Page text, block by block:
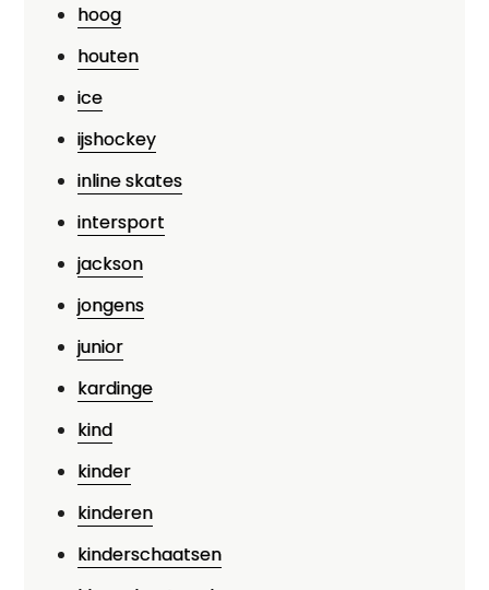
hoog
houten
ice
ijshockey
inline skates
intersport
jackson
jongens
junior
kardinge
kind
kinder
kinderen
kinderschaatsen